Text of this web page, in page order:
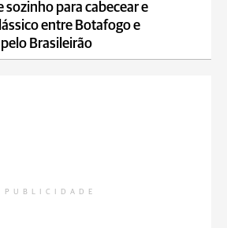
sozinho para cabecear e
entre Botafogo e
Brasileirão
PUBLICIDADE